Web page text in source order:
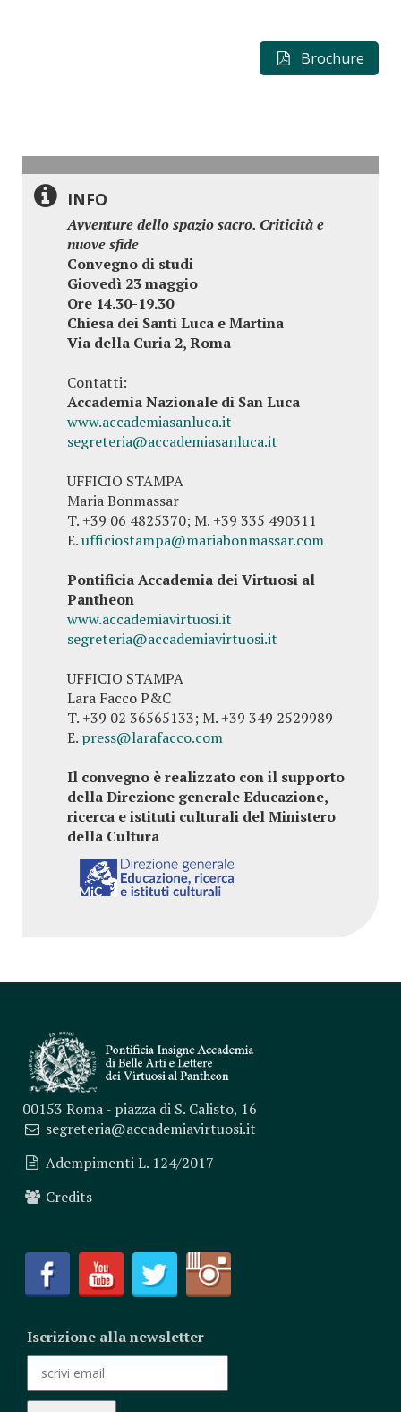
Brochure
INFO
Avventure dello spazio sacro. Criticità e
nuove sfide
Convegno di studi
Giovedì 23 maggio
Ore 14.30-19.30
Chiesa dei Santi Luca e Martina
Via della Curia 2, Roma
Contatti:
Accademia Nazionale di San Luca
www.accademiasanluca.it
segreteria@accademiasanluca.it
UFFICIO STAMPA
Maria Bonmassar
T. +39 06 4825370; M. +39 335 490311
E.ufficiostampa@mariabonmassar.com
Pontificia Accademia dei Virtuosi al
Pantheon
www.accademiavirtuosi.it
segreteria@accademiavirtuosi.it
UFFICIO STAMPA
Lara Facco P&C
T. +39 02 36565133; M. +39 349 2529989
E. press@larafacco.com
Il convegno è realizzato con il supporto
della Direzione generale Educazione,
ricerca e istituti culturali del Ministero
della Cultura
00153 Roma - piazza di S. Calisto, 16
segreteria@accademiavirtuosi.it
Adempimenti L. 124/2017
Credits
Iscrizione alla newsletter